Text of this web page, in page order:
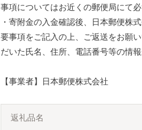
事項についてはお近くの郵便局にて必
・寄附金の入金確認後、日本郵便株
要事項をご記入の上、ご返送をお願
だいた氏名、住所、電話番号等の情
【事業者】日本郵便株式会社
返礼品名